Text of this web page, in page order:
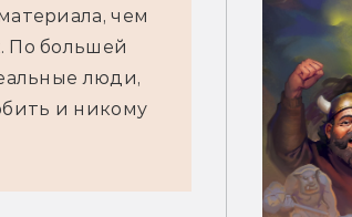
чем
По большей
люди,
и никому